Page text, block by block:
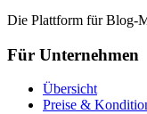
Die Plattform für Blog-
Für Unternehmen
Übersicht
Preise &